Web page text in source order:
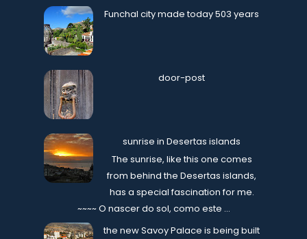
Funchal city made today 503 years
door-post
sunrise in Desertas islands
The sunrise, like this one comes
from behind the Desertas islands,
has a special fascination for me.
~~~~ O nascer do sol, como este ...
the new Savoy Palace is being built